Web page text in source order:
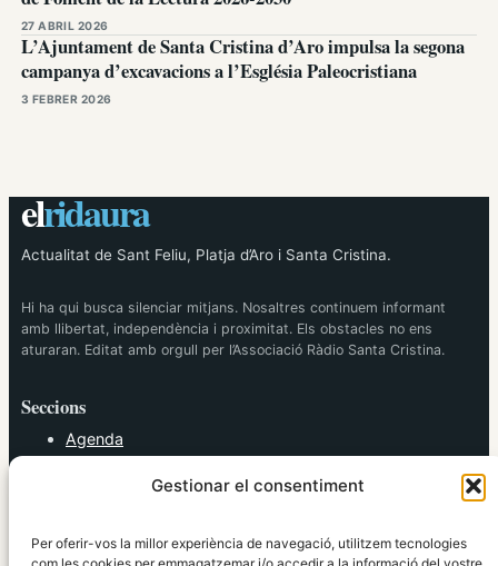
Gestionar el consentiment
Per oferir-vos la millor experiència de navegació, utilitzem tecnologies
27 ABRIL 2026
L’Ajuntament de Santa Cristina d’Aro impulsa la segona
campanya d’excavacions a l’Església Paleocristiana
3 FEBRER 2026
elridaura
Actualitat de Sant Feliu, Platja d’Aro i Santa Cristina.
Hi ha qui busca silenciar mitjans. Nosaltres continuem informant
amb llibertat, independència i proximitat. Els obstacles no ens
aturaran. Editat amb orgull per l’Associació Ràdio Santa Cristina.
Seccions
Agenda
Política
Societat